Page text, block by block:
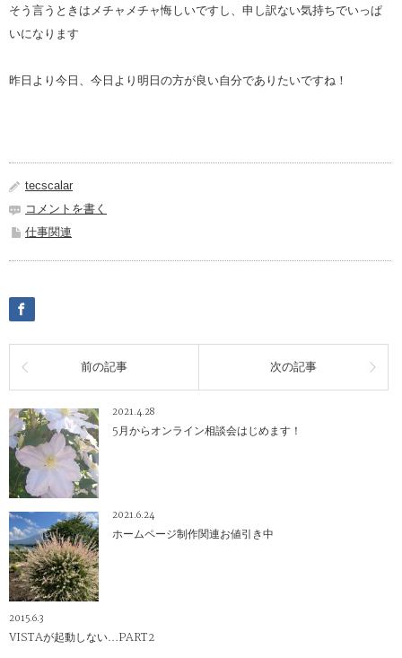
そう言うときはメチャメチャ悔しいですし、申し訳ない気持ちでいっぱ
いになります
昨日より今日、今日より明日の方が良い自分でありたいですね！
tecscalar
コメントを書く
仕事関連
前の記事 次の記事
2021.4.28
5月からオンライン相談会はじめます！
2021.6.24
ホームページ制作関連お値引き中
2015.6.3
VISTAが起動しない…PART2